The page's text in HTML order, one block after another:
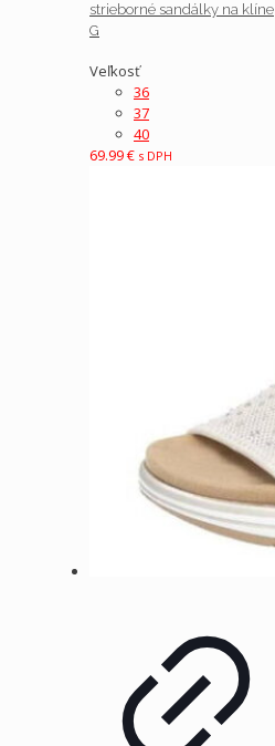
strieborné sandálky na klíne
G
Veľkosť
36
37
40
69.99€ s DPH